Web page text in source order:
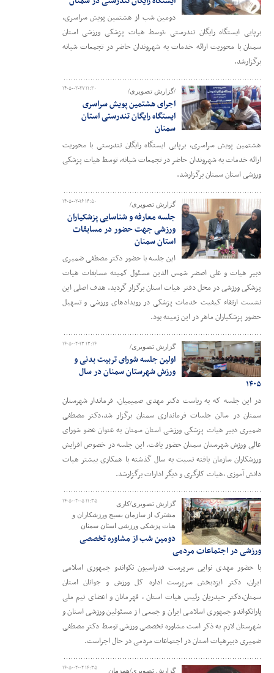
دومین شب از هشتمین پویش سراسری،
برپایی ایستگاه رایگان تندرستی ،توسط هیات پزشکی ورزشی استان
سمنان با محوریت ارائه خدمات به شهروندان حاضر در تجمعات شبانه
برگزارشد.
۱۴۰۵-۰۲-۲۷ ۱۱:۳۰ /گزارش تصویری/
اجرای هشتمین پویش سراسری
ایستگاه رایگان تندرستی استان
سمنان
هشتمین پویش سراسری، برپایی ایستگاه رایگان تندرستی با محوریت
ارائه خدمات به شهروندان حاضر در تجمعات شبانه، توسط هیات پزشکی
ورزشی استان سمنان برگزارشد.
۱۴۰۵-۰۲-۱۶ ۱۴:۵۰ گزارش تصویری/
جلسه معارفه و شناسایی پزشکیاران
ورزشی جهت حضور در مسابقات
استان سمنان
این جلسه با حضور دکتر مصطفی ضمیری
دبیر هیات و علی اصضر شمس الدین مسئول کمیته مسابقات هیات
پزشکی ورزشی در محل دفتر هیات استان برگزار گردید. هدف اصلی این
نشست ارتقاء کیفیت خدمات پزشکی در رویدادهای ورزشی و تسهیل
حضور پزشکیاران ماهر در این زمینه بود.
۱۴۰۵-۰۲-۱۳ ۱۳:۱۴ گزارش تصویری/
اولین جلسه شورای تربیت بدنی و
ورزش شهرستان سمنان در سال
۱۴۰۵
در این جلسه که به ریاست دکتر مهدی صمیمیان، فرماندار شهرستان
سمنان در سالن جلسات فرمانداری سمنان برگزار شد،دکتر مصطفی
ضمیری دبیر هیات پزشکی ورزشی استان سمنان به عنوان عضو شورای
عالی ورزش شهرستان سمنان حضور یافت. این جلسه در خصوص افزایش
ورزشکاران سازمان یافته نسبت به سال گذشته با همکاری بیشتر هیات
دانش آموزی ،هیات کارگری و دیگر ادارات برگزارشد.
۱۴۰۵-۰۲-۰۵ ۱۱:۳۵
گزارش تصویری/کاری
مشترک از سازمان بسیج ورزشکاران و
هیات پزشکی ورزشی استان سمنان
دومین شب از مشاوره تخصصی
ورزشی در اجتماعات مردمی
با حضور مهدی نوایی سرپرست فدراسیون تکواندو جمهوری اسلامی
ایران، دکتر ایزدبخش سرپرست اداره کل ورزش و جوانان استان
سمنان،دکتر حیدریان رئیس هیات استان ، قهرمانان و اعضای تیم ملی
پاراتکواندو جمهوری اسلامی ایران و جمعی از مسئولین ورزشی استان و
شهرستان لازم به ذکر است مشاوره تخصصی ورزشی توسط دکتر مصطفی
ضمیری دبیرهیات استان در اجتماعات مردمی در حال اجراست.
۱۴۰۵-۰۲-۰۲ ۱۴:۳۵
گزارش تصویری/همزمان